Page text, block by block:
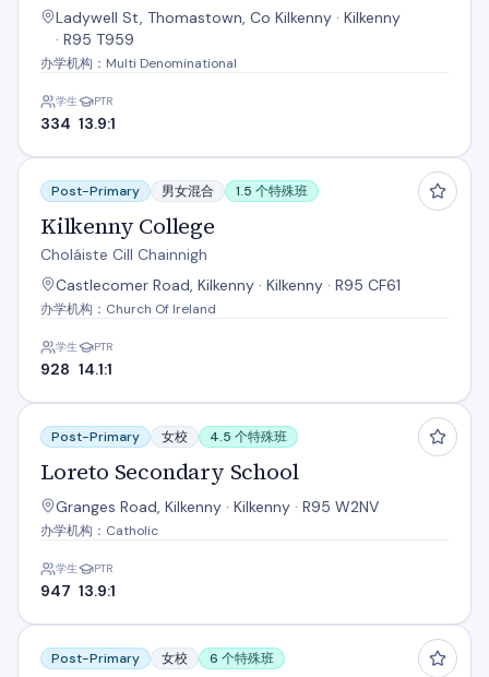
Ladywell St, Thomastown, Co Kilkenny · Kilkenny
· R95 T959
办学机构：Multi Denominational
学生
334
PTR
13.9:1
Kilkenny College
Post-Primary 男女混合 1.5 个特殊班
Kilkenny College
Choláiste Cill Chainnigh
Castlecomer Road, Kilkenny · Kilkenny · R95 CF61
办学机构：Church Of Ireland
学生
928
PTR
14.1:1
Loreto Secondary School
Post-Primary 女校 4.5 个特殊班
Loreto Secondary School
Granges Road, Kilkenny · Kilkenny · R95 W2NV
办学机构：Catholic
学生
947
PTR
13.9:1
Presentation Secondary School
Post-Primary 女校 6 个特殊班